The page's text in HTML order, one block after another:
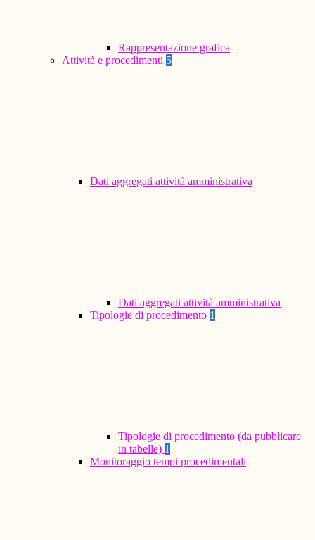
Rappresentazione grafica
Attività e procedimenti 5
Dati aggregati attività amministrativa
Dati aggregati attività amministrativa
Tipologie di procedimento 1
Tipologie di procedimento (da pubblicare
in tabelle) 1
Monitoraggio tempi procedimentali